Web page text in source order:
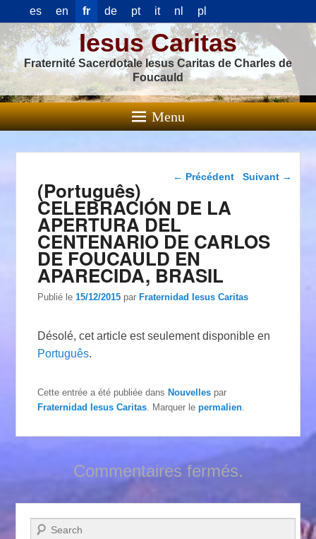
es en fr de pt it nl pl
Iesus Caritas
Fraternité Sacerdotale Iesus Caritas de Charles de
Foucauld
Menu
Navigation dans les
← Précédent Suivant →
(Português)
CELEBRACIÓN DE LA
APERTURA DEL
CENTENARIO DE CARLOS
DE FOUCAULD EN
APARECIDA, BRASIL
Publié le15/12/2015 parFraternidad Iesus Caritas
Désolé, cet article est seulement disponible en
Português.
Cette entrée a été publiée dansNouvelles par
Fraternidad Iesus Caritas . Marquer lepermalien
Commentaires fermés.
Recherche